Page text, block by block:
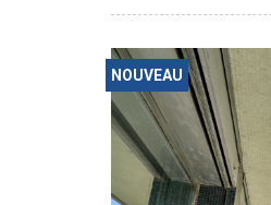
NOUVEAU